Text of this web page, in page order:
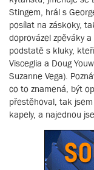
Stingem, hrál s
posílat na záskoky,
doprovázel zpěváky
podstatě s kluky,
Visceglia a Doug
Suzanne Vega).
co to znamená, být
přestěhoval, tak
kapely, a najednou